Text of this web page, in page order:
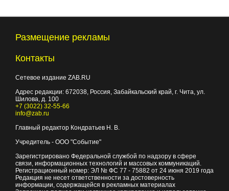
Размещение рекламы
Контакты
Сетевое издание ZAB.RU
Адрес редакции: 672038 , Россия, Забайкальский край, г. Чита ул.
Шилова, д. 100
+7 (3022) 32-55-66
info@zab.ru
Главный редактор Кондратьев Н. В.
Учредитель - ООО "Событие"
Зарегистрировано Федеральной службой по надзору в сфере
связи, информационных технологий и массовых коммуникаций.
Регистрационный номер: ЭЛ № ФС 77 - 75882 от 24 июня 2019 года
Редакция не несет ответственности за достоверность
информации, содержащейся в рекламных материалах